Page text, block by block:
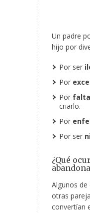
Un padre
hijo por
Por ser
Por
Por
criarlo.
Por
Por ser
¿Qué
Algunos
otras
convertían